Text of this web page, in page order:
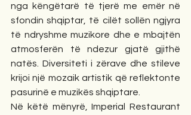
nga këngëtarë të tjerë me emër në
sfondin shqiptar, të cilët sollën ngjyra
të ndryshme muzikore dhe e mbajtën
atmosferën të ndezur gjatë gjithë
natës. Diversiteti i zërave dhe stileve
krijoi një mozaik artistik që reflektonte
pasurinë e muzikës shqiptare.
Në këtë mënyrë, Imperial Restaurant